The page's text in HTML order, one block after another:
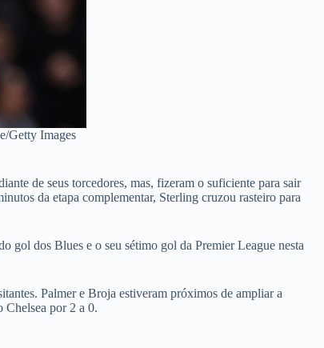
Getty Images
de seus torcedores, mas, fizeram o suficiente para sair
da etapa complementar, Sterling cruzou rasteiro para
gol dos Blues e o seu sétimo gol da Premier League nesta
Palmer e Broja estiveram próximos de ampliar a
Chelsea por 2 a 0.